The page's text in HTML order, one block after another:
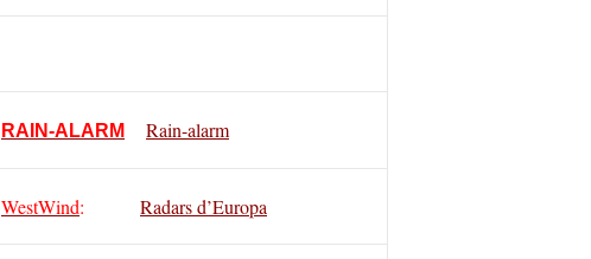
RAIN-ALARM Rain-alarm
WestWind: Radars d’Europa